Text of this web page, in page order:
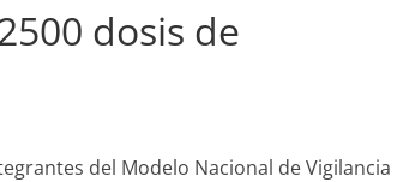
dosis de
del Modelo Nacional de Vigilancia